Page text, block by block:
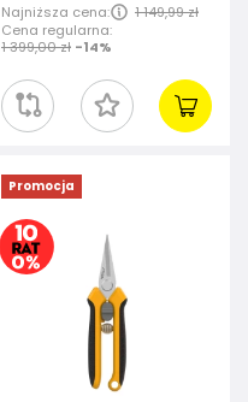
Najniższa cena:
1 149,99 zł
Cena regularna:
1 399,00 zł -14%
Promocja